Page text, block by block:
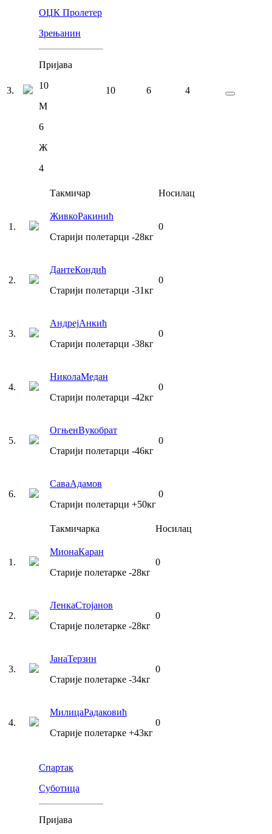
3.
ОЏК Пролетер
Зрењанин
Пријава
10
М
6
Ж
4
10 6 4
Такмичар Носилац
1 .
ЖивкоРакинић
Старији полетарци -28кг
0
2.
ДантеКондић
Старији полетарци -31кг
0
3.
АндрејАнкић
Старији полетарци -38кг
0
4.
НиколаМедан
Старији полетарци -42кг
0
5.
ОгњенВукобрат
Старији полетарци -46кг
0
6.
СаваАдамов
Старији полетарци +50кг
0
Такмичарка Носилац
1 .
МионаКаран
Старије полетарке -28кг
0
2.
ЛенкаСтојанов
Старије полетарке -28кг
0
3.
ЈанаТерзин
Старије полетарке -34кг
0
4.
МилицаРадаковић
Старије полетарке +43кг
0
Спартак
Суботица
Пријава